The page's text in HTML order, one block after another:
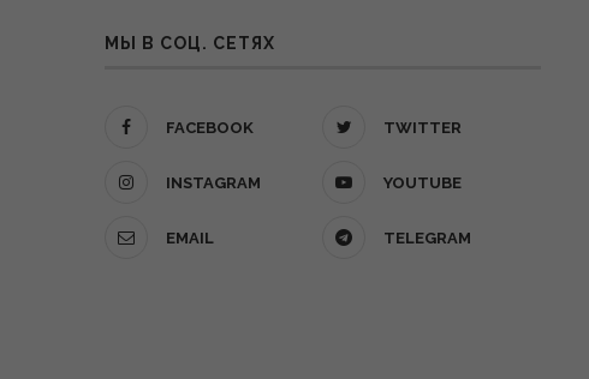
МЫ В СОЦ. СЕТЯХ
FACEBOOK TWITTER
INSTAGRAM YOUTUBE
EMAIL TELEGRAM